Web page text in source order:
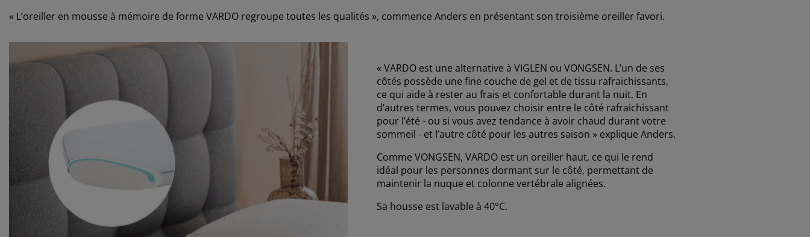
« L’oreiller en mousse à mémoire de forme VARDO regroupe toutes les qualités », commence Anders en présentant son troisième oreiller favori.
« VARDO est une alternative à VIGLEN ou VONGSEN. L’un de ses
côtés possède une fine couche de gel et de tissu rafraichissants,
ce qui aide à rester au frais et confortable durant la nuit. En
d’autres termes, vous pouvez choisir entre le côté rafraichissant
pour l’été - ou si vous avez tendance à avoir chaud durant votre
sommeil - et l’autre côté pour les autres saison » explique Anders.
Comme VONGSEN, VARDO est un oreiller haut, ce qui le rend
idéal pour les personnes dormant sur le côté, permettant de
maintenir la nuque et colonne vertébrale alignées.
Sa housse est lavable à 40°C.